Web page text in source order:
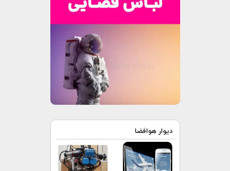
دیوار هوافضا